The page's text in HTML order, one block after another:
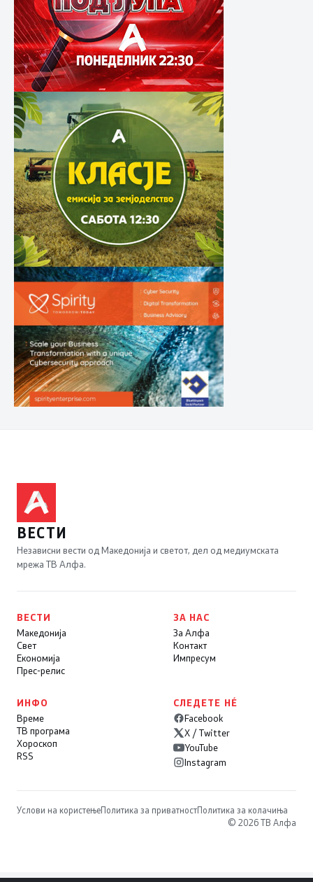
ВЕСТИ
Независни вести од Македонија и светот, дел од медиумската
мрежа ТВ Алфа.
ВЕСТИ
Македонија
Свет
Економија
Прес-релис
ЗА НАС
За Алфа
Контакт
Импресум
ИНФО
Време
ТВ програма
Хороскоп
RSS
СЛЕДЕТЕ НÉ
Facebook
X / Twitter
YouTube
Instagram
Услови на користењеПолитика за приватностПолитика за колачиња
© 2026 ТВ Алфа